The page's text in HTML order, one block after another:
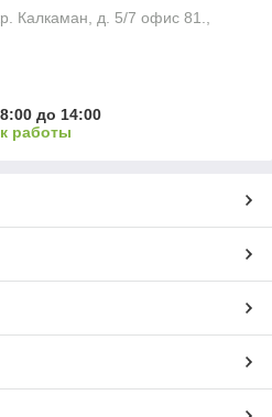
Калкаман, д. 5/7 офис 81.,
до 14:00
работы